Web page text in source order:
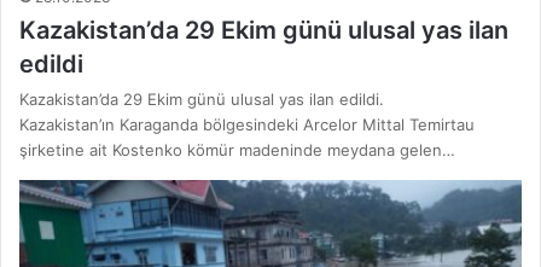
Kazakistan’da 29 Ekim günü ulusal yas ilan
edildi
Kazakistan’da 29 Ekim günü ulusal yas ilan edildi.
Kazakistan’ın Karaganda bölgesindeki Arcelor Mittal Temirtau
şirketine ait Kostenko kömür madeninde meydana gelen…